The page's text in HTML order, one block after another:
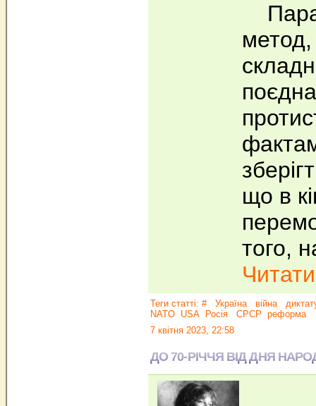
що в
того,
Теги статті: # Україна війна
NATO USA Росія СРСР реформа
7 квітня 2023, 22:58
ДО 70-РІЧЧЯ ВІД ДНЯ